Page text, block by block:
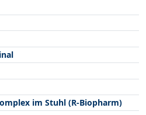
im Stuhl (R-Biopharm)